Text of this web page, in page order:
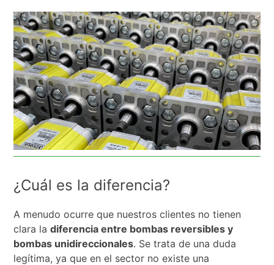
¿Cuál es la diferencia?
A menudo ocurre que nuestros clientes no tienen
clara ladiferencia entre bombas reversibles y
bombas unidireccionales. Se trata de una duda
legítima, ya que en el sector no existe una